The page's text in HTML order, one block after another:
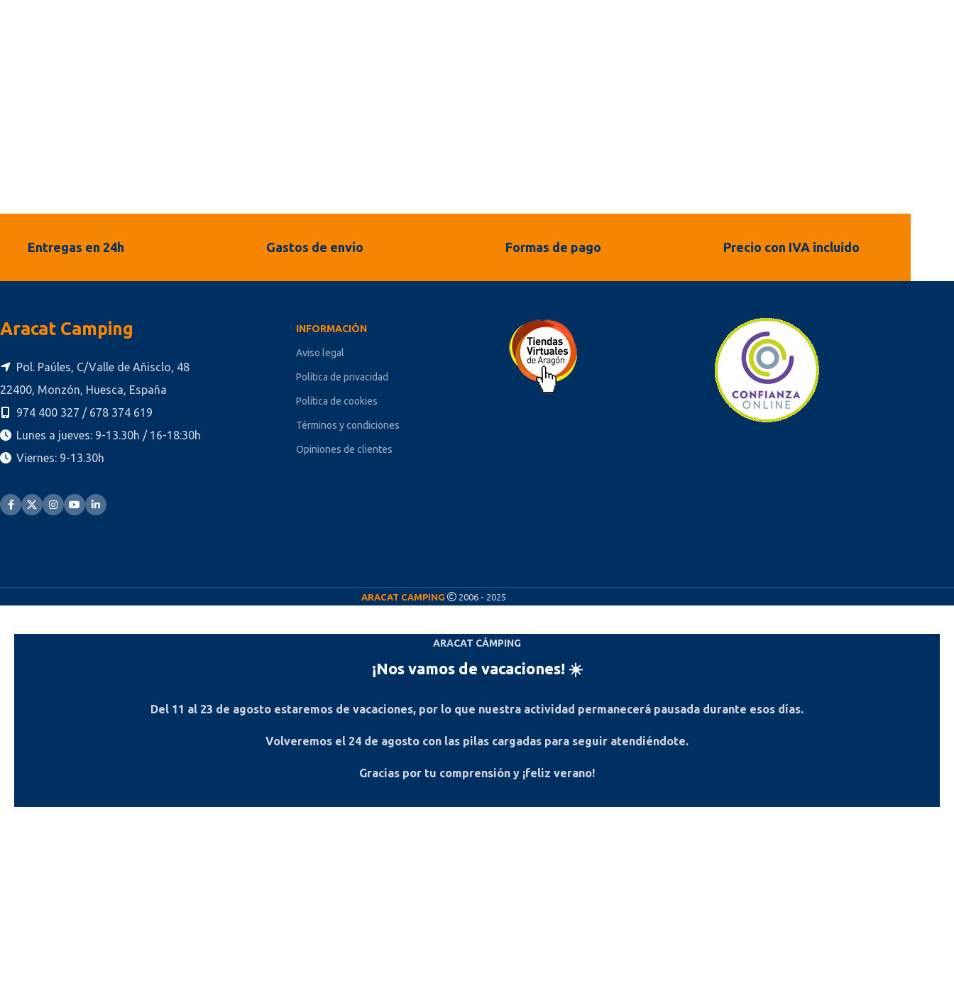
Entregas en 24h Gastos de envío Formas de pago Precio con IVA incluido
Aracat Camping
Pol. Paúles, C/Valle de Añisclo, 48
22400, Monzón, Huesca, España
974 400 327 / 678 374 619
Lunes a jueves: 9-13.30h / 16-18:30h
Viernes: 9-13.30h
INFORMACIÓN
Aviso legal
Política de privacidad
Política de cookies
Términos y condiciones
Opiniones de clientes
ARACAT CAMPING 2006 - 2025
ARACAT CÁMPING
¡Nos vamos de vacaciones! ☀️
Del 11 al 23 de agosto estaremos de vacaciones, por lo que nuestra actividad permanecerá pausada durante esos días.
Volveremos el 24 de agosto con las pilas cargadas para seguir atendiéndote.
Gracias por tu comprensión y ¡feliz verano!